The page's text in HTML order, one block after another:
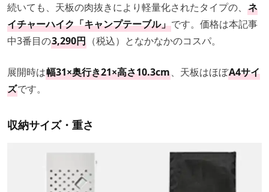
続いても、天板の肉抜きにより軽量化されたタイプの、 ネ
イチャーハイク「キャンプテーブル」です。価格は本記事
中3番目の3,290円 （税込）となかなかのコスパ。
展開時は幅31×奥行き21×高さ10.3cm、天板はほぼA4サイ
ズです。
収納サイズ・重さ